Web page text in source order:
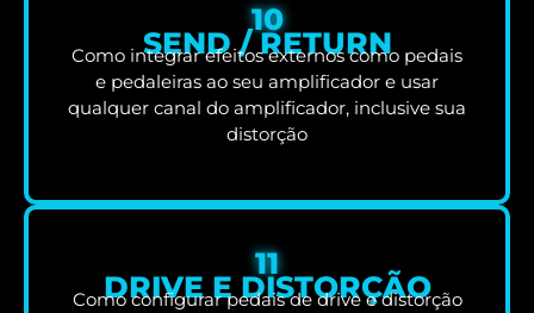
10
SEND / RETURN
Como integrar efeitos externos como pedais
e pedaleiras ao seu amplificador e usar
qualquer canal do amplificador, inclusive sua
distorção
11
DRIVE E DISTORÇÃO
Como configurar pedais de drive e distorção